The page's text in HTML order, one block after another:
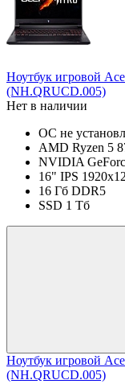
Ноутбук игровой
(NH.QRUCD.005)
Нет в наличии
ОС не
AMD Ryzen 5
NVIDIA
16" IPS
16 Гб DDR5
SSD 1 Тб
Ноутбук игровой
(NH.QRUCD.005)